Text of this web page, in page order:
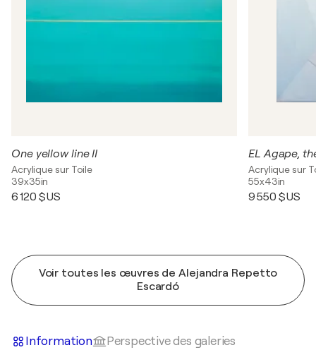
One yellow line II
Acrylique sur Toile
39x35in
6 120 $US
EL Agape,
Acrylique sur
55x43in
9 550 $US
Voir toutes les œuvres de Alejandra Repetto
Escardó
Information Perspective des galeries